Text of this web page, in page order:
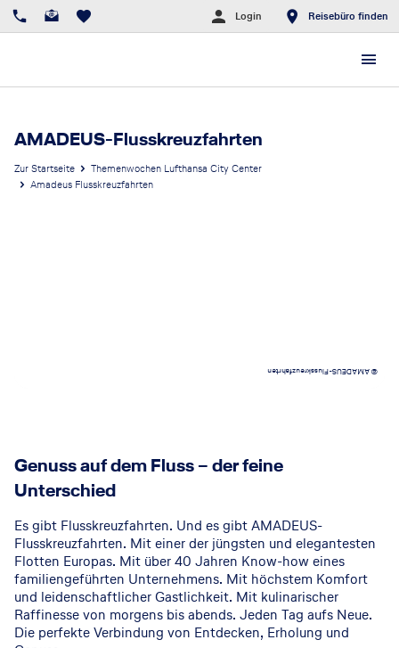
Login Reisebüro finden
AMADEUS-Flusskreuzfahrten
Zur Startseite
Themenwochen Lufthansa City Center
Amadeus Flusskreuzfahrten
© AMADEUS-Flusskreuzfahrten
Genuss auf dem Fluss – der feine
Unterschied
Es gibt Flusskreuzfahrten. Und es gibt AMADEUS-
Flusskreuzfahrten. Mit einer der jüngsten und elegantesten
Flotten Europas. Mit über 40 Jahren Know-how eines
familiengeführten Unternehmens. Mit höchstem Komfort
und leidenschaftlicher Gastlichkeit. Mit kulinarischer
Raffinesse von morgens bis abends. Jeden Tag aufs Neue.
Die perfekte Verbindung von Entdecken, Erholung und